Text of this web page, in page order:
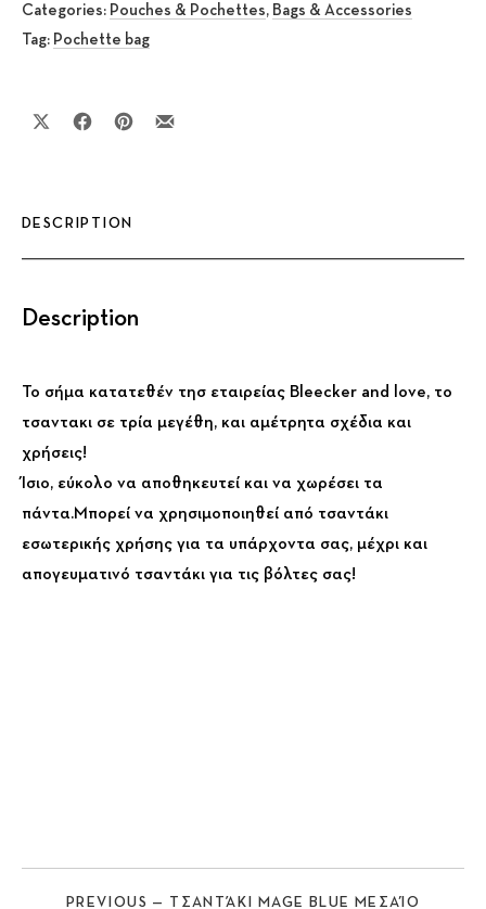
Categories: Pouches & Pochettes, Bags & Accessories
Tag: Pochette bag
Share on XShare on Facebook
Share on Pinterest
DESCRIPTION
Description
Το σήμα κατατεθέν τησ εταιρείας Bleecker and love, το
τσαντακι σε τρία μεγέθη, και αμέτρητα σχέδια και
χρήσεις!
Ίσιο, εύκολο να αποθηκευτεί και να χωρέσει τα
πάντα.Μπορεί να χρησιμοποιηθεί από τσαντάκι
εσωτερικής χρήσης για τα υπάρχοντα σας, μέχρι και
απογευματινό τσαντάκι για τις βόλτες σας!
PREVIOUS — ΤΣΑΝΤΆΚΙ MAGE BLUE ΜΕΣΑΊΟ